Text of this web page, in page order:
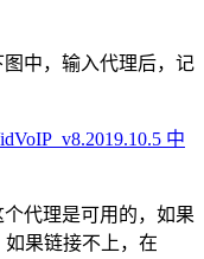
中，输入代理后，记
代理是可用的，如果
果链接不上，在